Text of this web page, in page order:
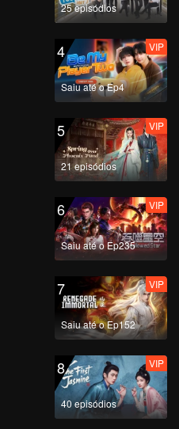
25 episódios
4
Saiu até o Ep4
VIP
5
21 episódios
VIP
6
Saiu até o Ep235
VIP
7
Saiu até o Ep152
VIP
8
40 episódios
VIP